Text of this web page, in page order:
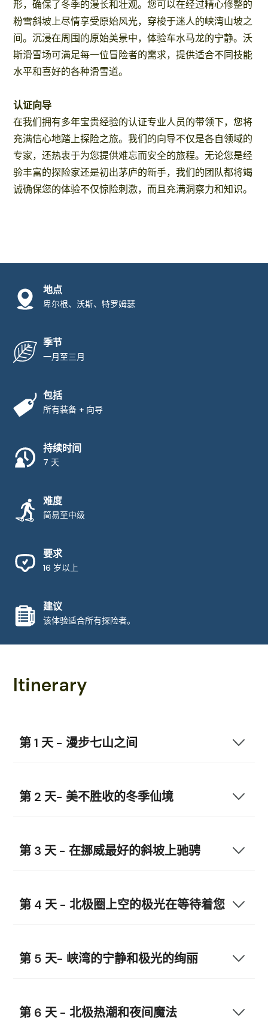
形，确保了冬季的漫长和壮观。您可以在经过精心修整的
粉雪斜坡上尽情享受原始风光，穿梭于迷人的峡湾山坡之
间。沉浸在周围的原始美景中，体验车水马龙的宁静。沃
斯滑雪场可满足每一位冒险者的需求，提供适合不同技能
水平和喜好的各种滑雪道。
认证向导
在我们拥有多年宝贵经验的认证专业人员的带领下，您将
充满信心地踏上探险之旅。我们的向导不仅是各自领域的
专家，还热衷于为您提供难忘而安全的旅程。无论您是经
验丰富的探险家还是初出茅庐的新手，我们的团队都将竭
诚确保您的体验不仅惊险刺激，而且充满洞察力和知识。
地点
卑尔根、沃斯、特罗姆瑟
季节
一月至三月
包括
所有装备 + 向导
持续时间
7 天
难度
简易至中级
要求
16 岁以上
建议
该体验适合所有探险者。
Itinerary
第 1 天 - 漫步七山之间
第 2 天- 美不胜收的冬季仙境
第 3 天 - 在挪威最好的斜坡上驰骋
第 4 天 - 北极圈上空的极光在等待着您
第 5 天- 峡湾的宁静和极光的绚丽
第 6 天 - 北极热潮和夜间魔法